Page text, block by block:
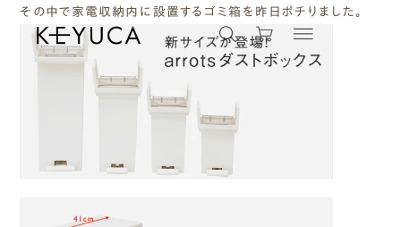
その中で家電収納内に設置するゴミ箱を昨日ポチりました。